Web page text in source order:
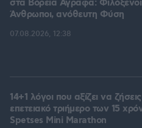
στα Βόρεια Άγραφα: Φιλόξενοι
Άνθρωποι, ανόθευτη Φύση
07.08.2026, 12:38
14+1 λόγοι που αξίζει να
επετειακό τριήμερο των 15
Spetses Mini Marathon